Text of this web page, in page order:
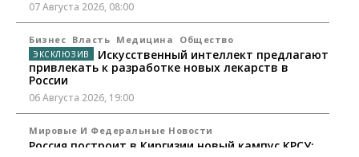
07 Августа 2026, 08:00
Бизнес Власть Медицина Общество
Искусственный интеллект предлагают
привлекать к разработке новых лекарств в
России
06 Августа 2026, 19:00
Мировые И Федеральные Новости
Россия построит в Киргизии новый кампус КРСУ: